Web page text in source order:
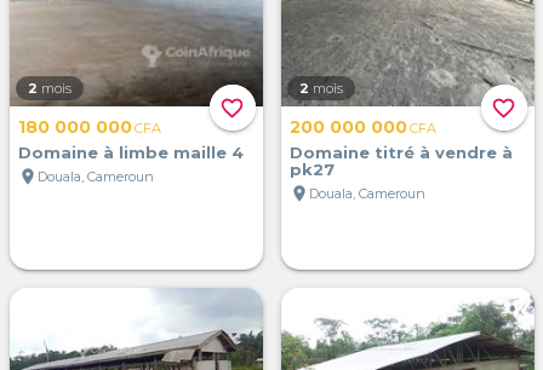
favorite_border
2 mois
180 000 000CFA
Domaine à limbe maille 4
location_on Douala, Cameroun
favorite_border
2 mois
200 000 000CFA
Domaine titré à vendre à
pk27
location_on Douala, Cameroun